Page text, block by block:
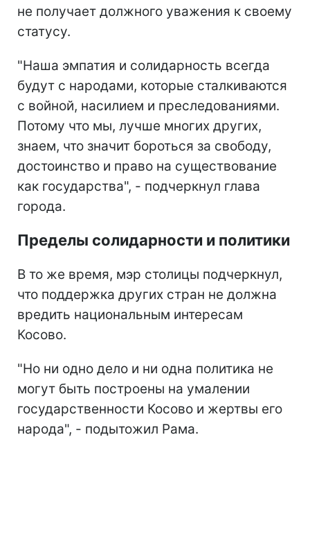
не получает должного уважения к своему
статусу.
"Наша эмпатия и солидарность всегда
будут с народами, которые сталкиваются
с войной, насилием и преследованиями.
Потому что мы, лучше многих других,
знаем, что значит бороться за свободу,
достоинство и право на существование
как государства", - подчеркнул глава
города.
Пределы солидарности и политики
В то же время, мэр столицы подчеркнул,
что поддержка других стран не должна
вредить национальным интересам
Косово.
"Но ни одно дело и ни одна политика не
могут быть построены на умалении
государственности Косово и жертвы его
народа", - подытожил Рама.